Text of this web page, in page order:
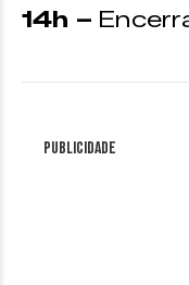
14h –
Publicidade